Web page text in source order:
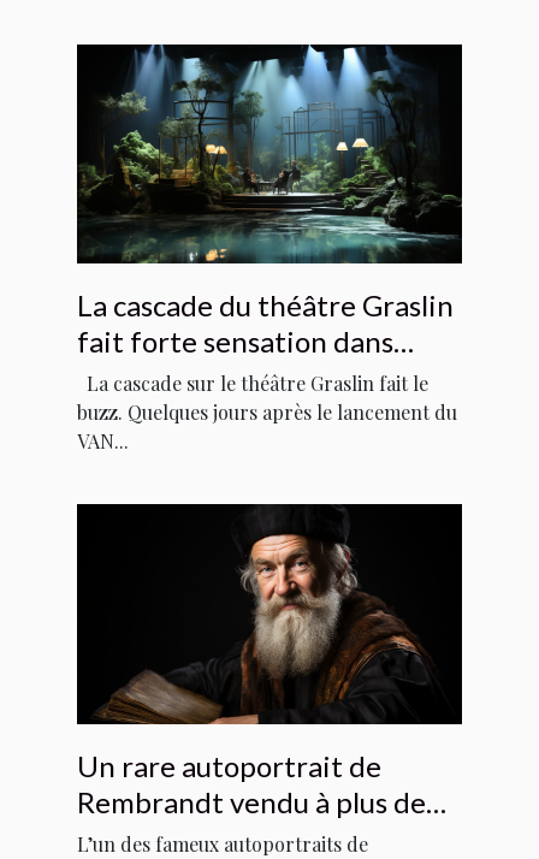
La cascade du théâtre Graslin
fait forte sensation dans
Voyage à Nantes »
La cascade sur le théâtre Graslin fait le
buzz. Quelques jours après le lancement du
VAN...
Un rare autoportrait de
Rembrandt vendu à plus de
quatorze millions de livres
L’un des fameux autoportraits de